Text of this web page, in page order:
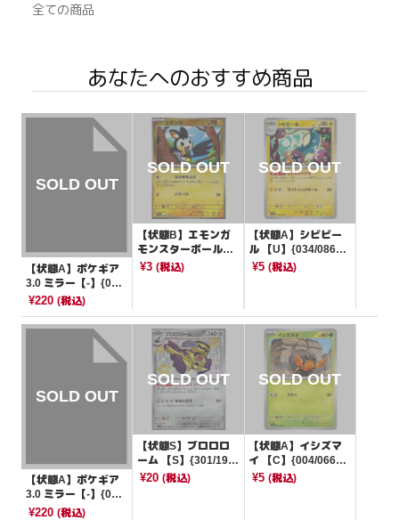
全ての商品
あなたへのおすすめ商品
【状態A】ポケギア
3.0 ミラー【-】{015/
023}[sA]
¥220 (税込)
【状態B】エモンガ
モンスターボールミ
ラー【C】{032/086}
¥3(税込)
【状態A】シビビー
ル 【U】{034/086}
[SV11B]
¥5 (税込)
【状態A】ポケギア
3.0 ミラー【-】{016/
023}[sA]
¥220 (税込)
【状態S】ブロロロ
ーム 【S】{301/190}
[SV4a]
¥20(税込)
【状態A】イシズマ
イ 【C】{004/066}
[SV4K]
¥5 (税込)